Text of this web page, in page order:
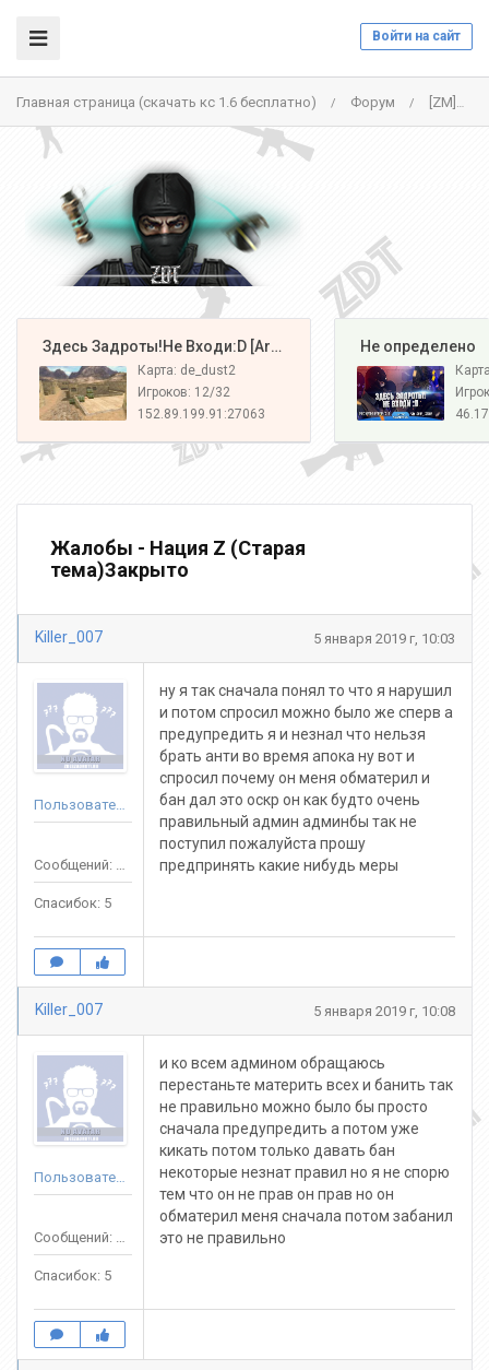
Войти на сайт
Главная страница (скачать кс 1.6 бесплатно) / Форум / [ZM]НАЦИЯ Z[CSO+LVL] - 46.174.55.7:27015
️ Здесь Задроты!Не Входи:D [Army#1]
Карта: de_dust2
Игроков: 12/32
152.89.199.91:27063
️ Не определено
Жалобы - Нация Z (Старая
тема)Закрыто
Killer_007 5 января 2019 г, 10:03
Пользователь
Сообщений: 57
Спасибок: 5
ну я так сначала понял то что я нарушил
и потом спросил можно было же сперв а
предупредить я и незнал что нельзя
брать анти во время апока ну вот и
спросил почему он меня обматерил и
бан дал это оскр он как будто очень
правильный админ админбы так не
поступил пожалуйста прошу
предпринять какие нибудь меры
Killer_007 5 января 2019 г, 10:08
Пользователь
Сообщений: 57
Спасибок: 5
и ко всем админом обращаюсь
перестаньте материть всех и банить так
не правильно можно было бы просто
сначала предупредить а потом уже
кикать потом только давать бан
некоторые незнат правил но я не спорю
тем что он не прав он прав но он
обматерил меня сначала потом забанил
это не правильно